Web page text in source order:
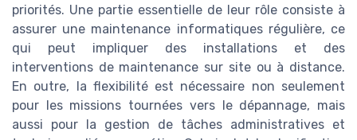
priorités. Une partie essentielle de leur rôle consiste à
assurer une maintenance informatiques régulière, ce
qui peut impliquer des installations et des
interventions de maintenance sur site ou à distance.
En outre, la flexibilité est nécessaire non seulement
pour les missions tournées vers le dépannage, mais
aussi pour la gestion de tâches administratives et